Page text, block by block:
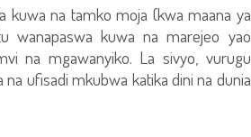
kuwa na tamko moja (kwa maana ya
wanapaswa kuwa na marejeo yao
na mgawanyiko. La sivyo, vurugu
ufisadi mkubwa katika dini na dunia